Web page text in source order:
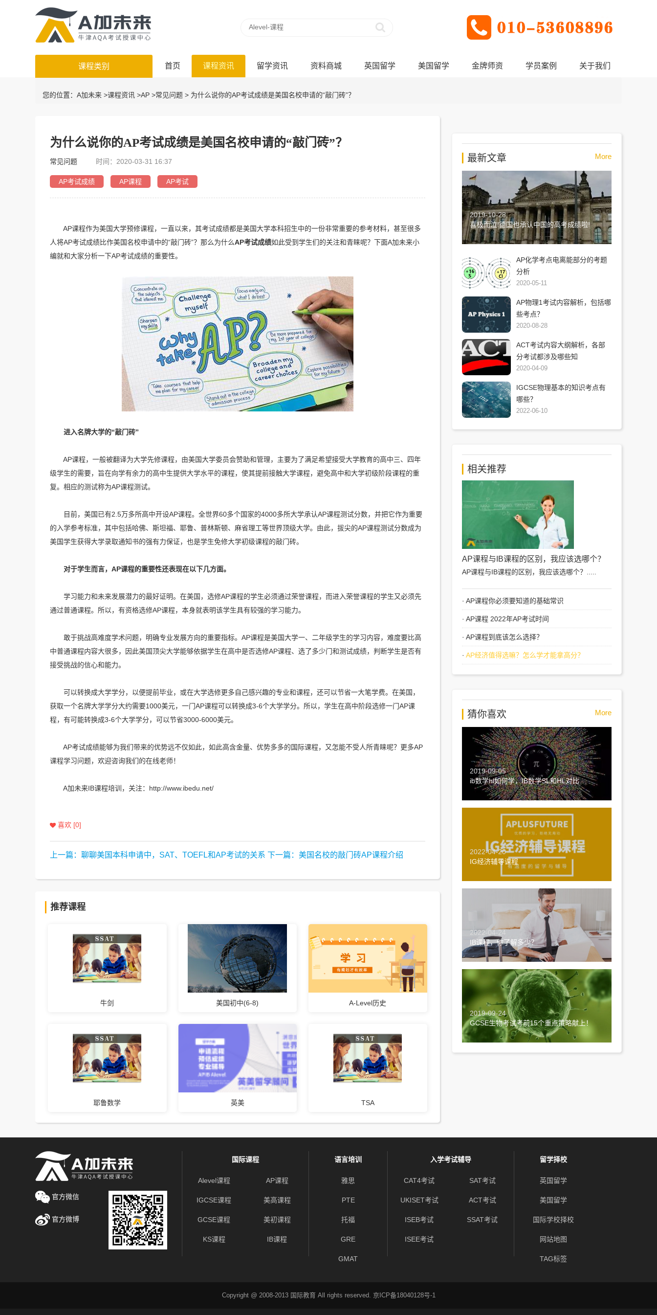
课程类别 首页 课程资讯 留学资讯 资料商城 英国留学 美国留学 金牌师资 学员案例 关于我们
您的位置： A加未来 >课程资讯 >AP >常见问题 > 为什么说你的AP考试成绩是美国名校申请的“敲门砖”？
为什么说你的AP考试成绩是美国名校申请的“敲门砖”？
常见问题 时间：2020-03-31 16:37
AP考试成绩 AP课程 AP考试
AP课程作为美国大学预修课程，一直以来，其考试成绩都是美国大学本科招生中的一份非常重要的参考材料，甚至很多
人将AP考试成绩比作美国名校申请中的“敲门砖”？那么为什么AP考试成绩如此受到学生们的关注和青睐呢？下面A加未来小
编就和大家分析一下AP考试成绩的重要性。
进入名牌大学的“敲门砖”
AP课程，一般被翻译为大学先修课程，由美国大学委员会赞助和管理，主要为了满足希望接受大学教育的高中三、四年
级学生的需要，旨在向学有余力的高中生提供大学水平的课程，使其提前接触大学课程，避免高中和大学初级阶段课程的重
复。相应的测试称为AP课程测试。
目前，美国已有2.5万多所高中开设AP课程。全世界60多个国家的4000多所大学承认AP课程测试分数，并把它作为重要
的入学参考标准，其中包括哈佛、斯坦福、耶鲁、普林斯顿、麻省理工等世界顶级大学。由此，拔尖的AP课程测试分数成为
美国学生获得大学录取通知书的强有力保证，也是学生免修大学初级课程的敲门砖。
对于学生而言，AP课程的重要性还表现在以下几方面。
学习能力和未来发展潜力的最好证明。在美国，选修AP课程的学生必须通过荣誉课程，而进入荣誉课程的学生又必须先
通过普通课程。所以，有资格选修AP课程，本身就表明该学生具有较强的学习能力。
敢于挑战高难度学术问题，明确专业发展方向的重要指标。AP课程是美国大学一、二年级学生的学习内容，难度要比高
中普通课程内容大很多，因此美国顶尖大学能够依据学生在高中是否选修AP课程、选了多少门和测试成绩，判断学生是否有
接受挑战的信心和能力。
可以转换成大学学分，以便提前毕业，或在大学选修更多自己感兴趣的专业和课程，还可以节省一大笔学费。在美国，
获取一个名牌大学学分大约需要1000美元，一门AP课程可以转换成3-6个大学学分。所以，学生在高中阶段选修一门AP课
程，有可能转换成3-6个大学学分，可以节省3000-6000美元。
AP考试成绩能够为我们带来的优势远不仅如此，如此高含金量、优势多多的国际课程，又怎能不受人所青睐呢？更多AP
课程学习问题，欢迎咨询我们的在线老师！
A加未来IB课程培训，关注： http://www.ibedu.net/
喜欢 [0]
上一篇：聊聊美国本科申请中，SAT、TOEFL和AP考试的关系 下一篇：美国名校的敲门砖AP课程介绍
推荐课程
牛剑 美国初中(6-8) A-Level历史
耶鲁数学 英美 TSA
最新文章 More
2019-10-28
喜极而泣!德国也承认中国的高考成绩啦!
AP化学考点电离能部分的考题
分析
2020-05-11
AP物理1考试内容解析，包括哪
些考点？
2020-08-28
ACT考试内容大纲解析，各部
分考试都涉及哪些知
2020-04-09
IGCSE物理基本的知识考点有
哪些？
2022-06-10
相关推荐
AP课程与IB课程的区别，我应该选哪个？
AP课程与IB课程的区别，我应该选哪个？ .....
· AP课程你必须要知道的基础常识
· AP课程 2022年AP考试时间
· AP课程到底该怎么选择？
· AP经济值得选嘛？怎么学才能拿高分？
猜你喜欢 More
2019-09-05
ib数学hl如何学，IB数学SL和HL对比
2022-04-20
IG经济辅导课程
2022-04-24
IB课程，你了解多少？
2019-09-24
GCSE生物考试考前15个重点策略献上！
官方微信
官方微博
国际课程
Alevel课程 AP课程
IGCSE课程 美高课程
GCSE课程 美初课程
KS课程 IB课程
语言培训
雅思
PTE
托福
GRE
GMAT
入学考试辅导
CAT4考试 SAT考试
UKISET考试 ACT考试
ISEB考试 SSAT考试
ISEE考试
留学择校
英国留学
美国留学
国际学校择校
网站地图
TAG标签
Copyright @ 2008-2013 国际教育 All rights reserved. 京ICP备18040128号-1